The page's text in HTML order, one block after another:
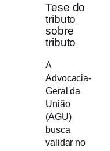
Tese do
tributo
sobre
tributo
A
Advocacia-
Geral da
União
(AGU)
busca
validar no